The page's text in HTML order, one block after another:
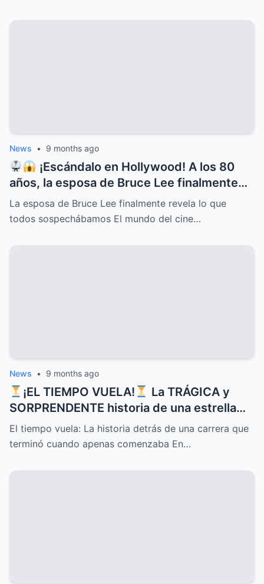
News • 9 months ago
¡Escándalo en Hollywood! A los 80
años, la esposa de Bruce Lee finalmente
rompe el silencio y revela lo que todos
sospechábamos: secretos ocultos,
La esposa de Bruce Lee finalmente revela lo que
todos sospechábamos El mundo del cine…
News • 9 months ago
¡EL TIEMPO VUELA!
La TRÁGICA y
SORPRENDENTE historia de una estrella
que CONQUISTÓ corazones con sus
canciones pero cuyo DESTINO inesperado
El tiempo vuela: La historia detrás de una carrera que
terminó cuando apenas comenzaba En…